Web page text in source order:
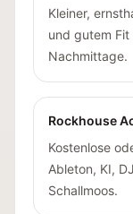
Kleiner,
und gutem
Nachmittage.
Rockhouse
Kostenlose
Ableton, KI,
Schallmoos.